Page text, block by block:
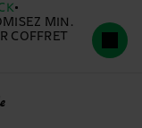
MIN.
COFFRET